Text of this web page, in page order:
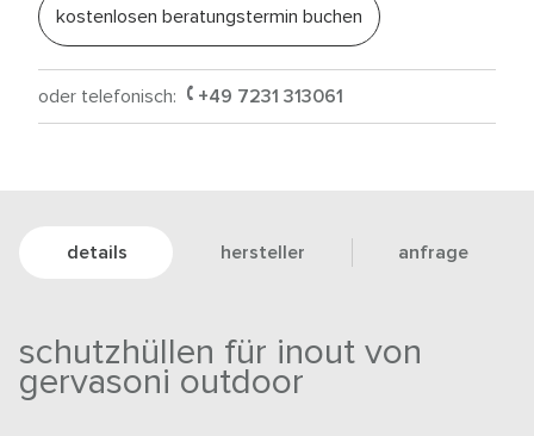
kostenlosen beratungstermin buchen
oder telefonisch: +49 7231 313061
details hersteller anfrage
schutzhüllen für inout von
gervasoni outdoor